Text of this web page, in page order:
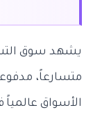
يشهد سوق
متسارعاً،
الأسواق عالمياً